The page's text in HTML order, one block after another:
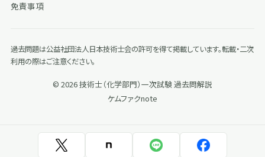
免責事項
過去問題は公益社団法人日本技術士会の許可を得て掲載しています。転載・二次
利用の際はご注意ください。
© 2026 技術士（化学部門）一次試験 過去問解説
ケムファクnote